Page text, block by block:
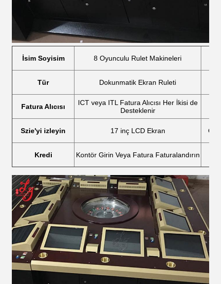
İsim Soyisim 8 Oyunculu Rulet Makineleri
Tür Dokunmatik Ekran Ruleti
Fatura Alıcısı
ICT veya ITL Fatura Alıcısı Her İkisi de
Desteklenir
Szie'yi izleyin 17 inç LCD Ekran
Kredi Kontör Girin Veya Fatura Faturalandırın